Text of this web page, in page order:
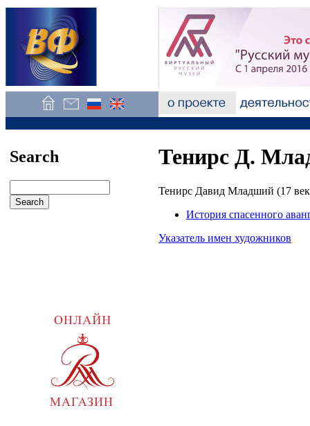
Search Тенирс Д.
Тенирс Давид Младший (17
История спасенного
Указатель имен художников